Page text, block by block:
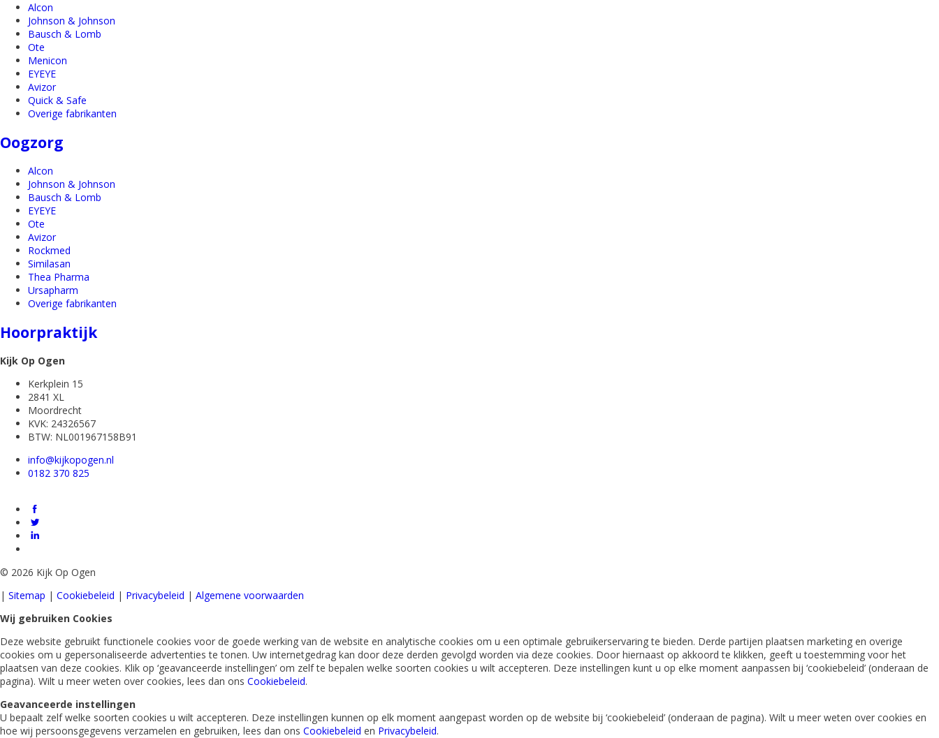
Alcon
Johnson & Johnson
Bausch & Lomb
Ote
Menicon
EYEYE
Avizor
Quick & Safe
Overige fabrikanten
Oogzorg
Alcon
Johnson & Johnson
Bausch & Lomb
EYEYE
Ote
Avizor
Rockmed
Similasan
Thea Pharma
Ursapharm
Overige fabrikanten
Hoorpraktijk
Kijk Op Ogen
Kerkplein 15
2841 XL
Moordrecht
KVK: 24326567
BTW: NL001967158B91
info@kijkopogen.nl
0182 370 825
© 2026 Kijk Op Ogen
| Sitemap | Cookiebeleid | Privacybeleid | Algemene voorwaarden
Wij gebruiken Cookies
Deze website gebruikt functionele cookies voor de goede werking van de website en analytische cookies om u een optimale gebruikerservaring te bieden. Derde partijen plaatsen marketing en overige
cookies om u gepersonaliseerde advertenties te tonen. Uw internetgedrag kan door deze derden gevolgd worden via deze cookies. Door hiernaast op akkoord te klikken, geeft u toestemming voor het
plaatsen van deze cookies. Klik op ‘geavanceerde instellingen’ om zelf te bepalen welke soorten cookies u wilt accepteren. Deze instellingen kunt u op elke moment aanpassen bij ‘cookiebeleid’ (onderaan de
pagina). Wilt u meer weten over cookies, lees dan ons Cookiebeleid.
Geavanceerde instellingen
U bepaalt zelf welke soorten cookies u wilt accepteren. Deze instellingen kunnen op elk moment aangepast worden op de website bij ‘cookiebeleid’ (onderaan de pagina). Wilt u meer weten over cookies en
hoe wij persoonsgegevens verzamelen en gebruiken, lees dan ons Cookiebeleid en Privacybeleid.